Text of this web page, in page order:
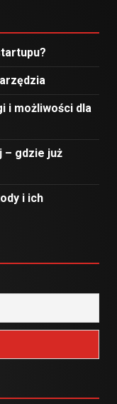
i możliwości dla
– gdzie już
i ich